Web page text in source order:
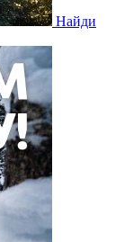
Найди